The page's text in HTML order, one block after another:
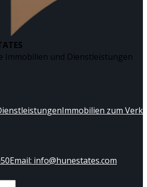
Immobilien und Dienstleistungen
Immobilien zum
Email: info@hunestates.com